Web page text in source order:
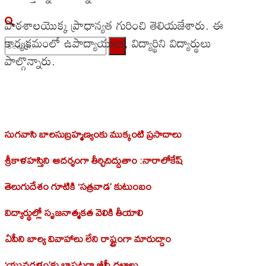
No Result
పాఠశాలయొక్క ప్రాధాన్యత గురించి తెలియజేశారు. ఈ
కార్యక్రమంలో ఉపాద్యాయులు, విద్యార్థిని విద్యార్థులు
పాల్గొన్నారు.
సుగవాసి బాలసుబ్రహ్మణ్యంకు ముక్కంటి ప్రసాదాలు
శ్రీకాళహస్తిని ఆదర్శంగా తీర్చిదిద్దుతాం :నారాలోకేష్
తెలుగుదేశం గూటికి ‘సత్రవాడ’ కుటుంబం
విద్యార్థుల్లో సృజనాత్మకత వెలికి తీయాలి
ఏపీని బాల్య వివాహాలు లేని రాష్ట్రంగా మారుద్దాం